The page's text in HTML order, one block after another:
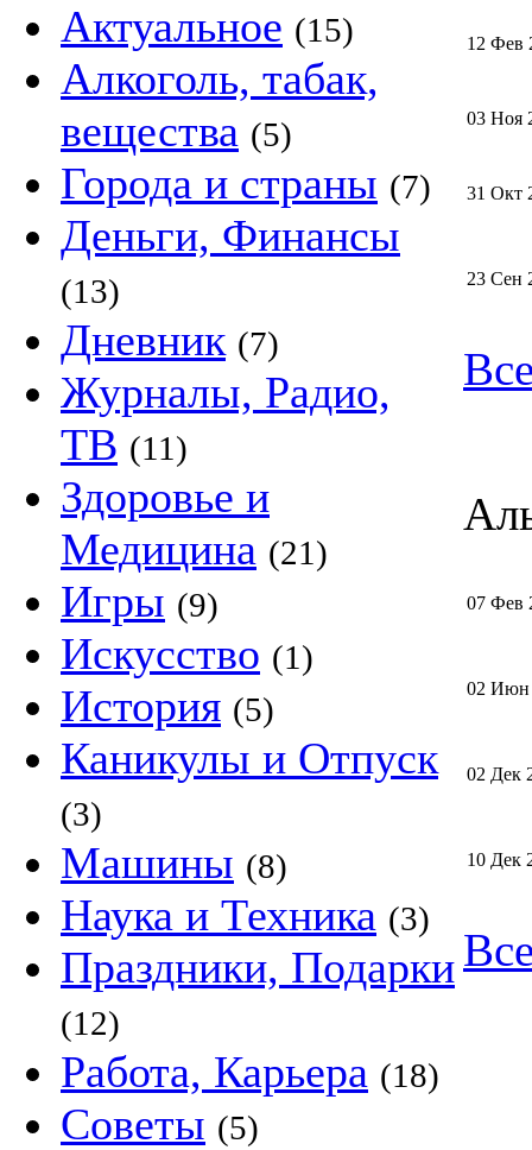
Актуальное (15)
Алкоголь, табак,
вещества (5)
Города и страны (7)
Деньги, Финансы
(13)
Дневник (7)
Журналы, Радио,
ТВ (11)
Здоровье и
Медицина (21)
Игры (9)
Искусство (1)
История (5)
Каникулы и Отпуск
(3)
Машины (8)
Наука и Техника (3)
Праздники, Подарки
(12)
Работа, Карьера (18)
Советы (5)
12 Фев
03 Ноя
31 Окт
23 Сен
07 Фев
02 Июн
02 Дек
10 Дек